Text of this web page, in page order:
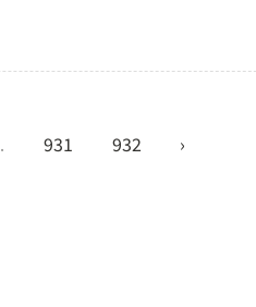
931 932 ›